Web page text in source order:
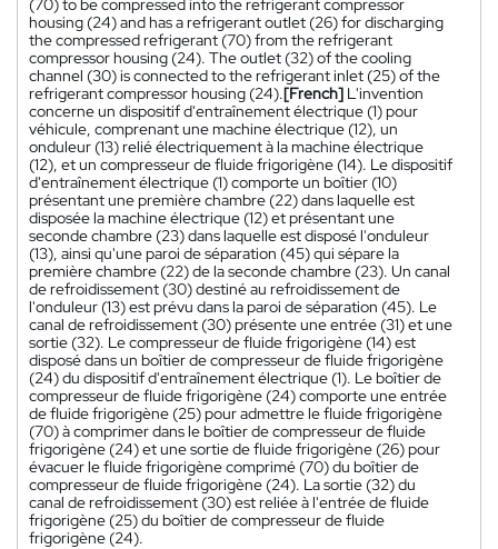
housing (24) and has a refrigerant outlet (26) for discharging
the compressed refrigerant (70) from the refrigerant
compressor housing (24). The outlet (32) of the cooling
channel (30) is connected to the refrigerant inlet (25) of the
refrigerant compressor housing (24).[French] L'invention
concerne un dispositif d'entraînement électrique (1) pour
véhicule, comprenant une machine électrique (12), un
onduleur (13) relié électriquement à la machine électrique
(12), et un compresseur de fluide frigorigène (14). Le dispositif
d'entraînement électrique (1) comporte un boîtier (10)
présentant une première chambre (22) dans laquelle est
disposée la machine électrique (12) et présentant une
seconde chambre (23) dans laquelle est disposé l'onduleur
(13), ainsi qu'une paroi de séparation (45) qui sépare la
première chambre (22) de la seconde chambre (23). Un canal
de refroidissement (30) destiné au refroidissement de
l'onduleur (13) est prévu dans la paroi de séparation (45). Le
canal de refroidissement (30) présente une entrée (31) et une
sortie (32). Le compresseur de fluide frigorigène (14) est
disposé dans un boîtier de compresseur de fluide frigorigène
(24) du dispositif d'entraînement électrique (1). Le boîtier de
compresseur de fluide frigorigène (24) comporte une entrée
de fluide frigorigène (25) pour admettre le fluide frigorigène
(70) à comprimer dans le boîtier de compresseur de fluide
frigorigène (24) et une sortie de fluide frigorigène (26) pour
évacuer le fluide frigorigène comprimé (70) du boîtier de
compresseur de fluide frigorigène (24). La sortie (32) du
canal de refroidissement (30) est reliée à l'entrée de fluide
frigorigène (25) du boîtier de compresseur de fluide
frigorigène (24).